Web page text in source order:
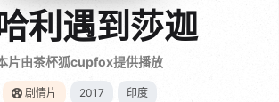
利遇到莎迦
片由茶杯狐cupfox提供播放
剧情片 2017 印度